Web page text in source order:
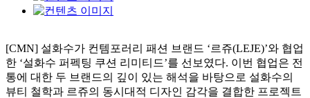
[CMN] 설화수가 컨템포러리 패션 브랜드 ‘르쥬(LEJE)’와 협업
한 ‘설화수 퍼펙팅 쿠션 리미티드’를 선보였다. 이번 협업은 전
통에 대한 두 브랜드의 깊이 있는 해석을 바탕으로 설화수의
뷰티 철학과 르쥬의 동시대적 디자인 감각을 결합한 프로젝트